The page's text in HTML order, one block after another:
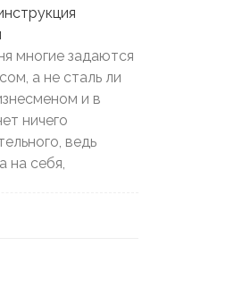
многие задаются
а не сталь ли
и в
ничего
ведь
на себя,